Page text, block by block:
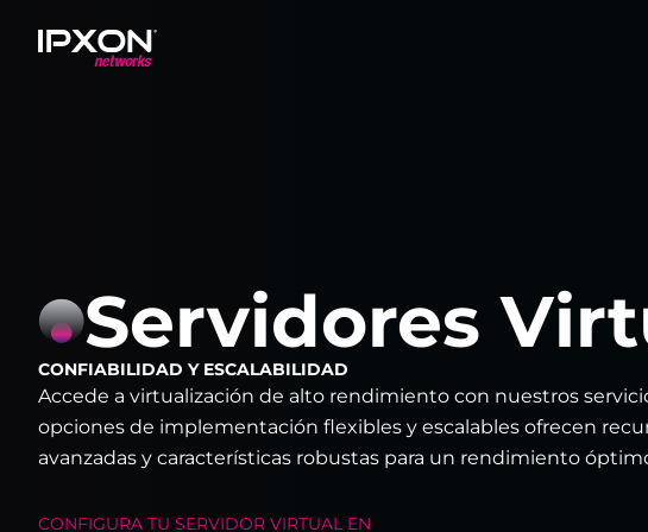
Header
Servidores
CONFIABILIDAD Y ESCALABILIDAD
Accede a virtualización de alto rendimiento con nuestros
opciones de implementación flexibles y escalables ofrecen
avanzadas y características robustas para un rendimiento
CONFIGURA TU SERVIDOR VIRTUAL EN